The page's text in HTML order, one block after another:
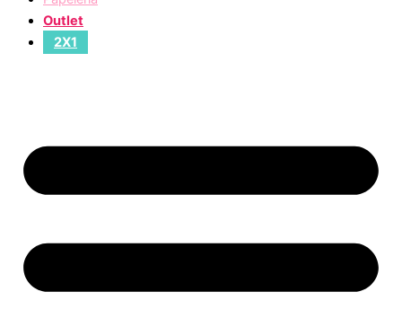
Outlet
2X1